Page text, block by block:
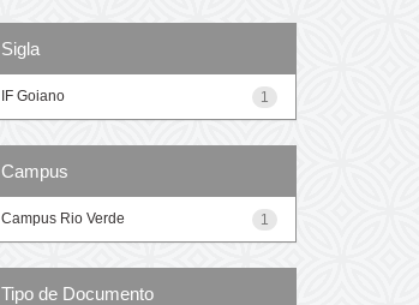
Sigla
1
IF Goiano
Campus
1
Campus Rio Verde
Tipo de Documento